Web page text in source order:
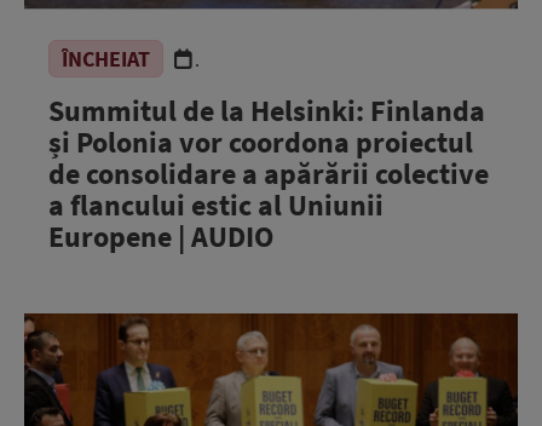
ÎNCHEIAT .
Summitul de la Helsinki: Finlanda
și Polonia vor coordona proiectul
de consolidare a apărării colective
a flancului estic al Uniunii
Europene | AUDIO